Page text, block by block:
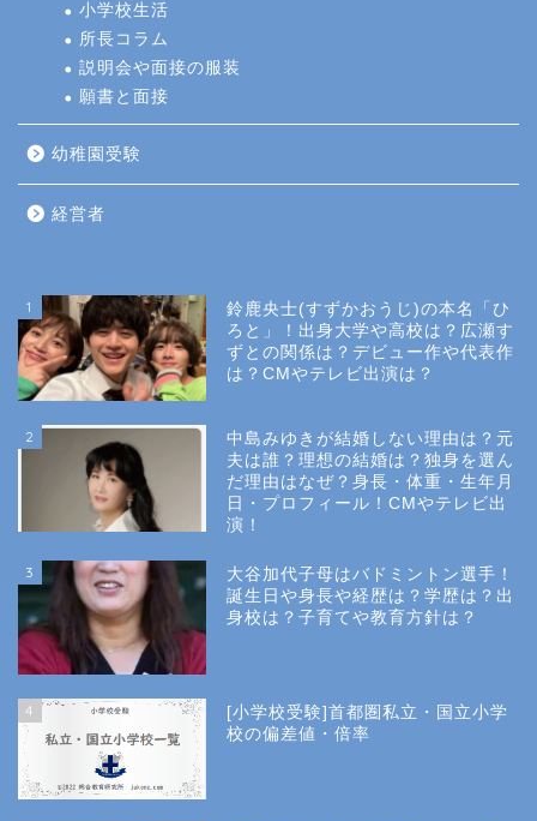
小学校生活
所長コラム
説明会や面接の服装
願書と面接
幼稚園受験
経営者
1
鈴鹿央士(すずかおうじ)の本名「ひ
ろと」！出身大学や高校は？広瀬す
ずとの関係は？デビュー作や代表作
は？CMやテレビ出演は？
2
中島みゆきが結婚しない理由は？元
夫は誰？理想の結婚は？独身を選ん
だ理由はなぜ？身長・体重・生年月
日・プロフィール！CMやテレビ出
演！
3
大谷加代子母はバドミントン選手！
誕生日や身長や経歴は？学歴は？出
身校は？子育てや教育方針は？
4
[小学校受験]首都圏私立・国立小学
校の偏差値・倍率